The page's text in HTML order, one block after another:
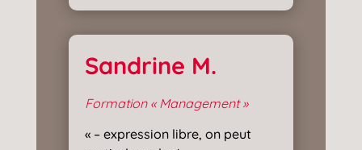
Sandrine M.
Formation « Management »
« – expression libre, on peut